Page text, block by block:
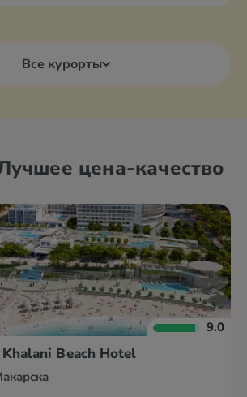
Все курорты
цена-качество
9.0
Beach Hotel